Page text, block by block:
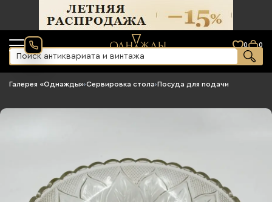
0 0
Галерея «Однажды»›Сервировка стола›Посуда для подачи